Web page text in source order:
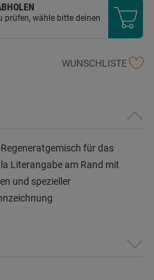
prüfen, wähle bitte deinen
WUNSCHLISTE
für das
Literangabe am Rand mit
und spezieller